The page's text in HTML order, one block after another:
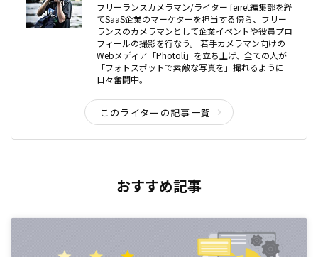
フリーランスカメラマン/ライター ferret編集部を経
てSaaS企業のマーケターを担当する傍ら、フリー
ランスのカメラマンとして企業イベントや役員プロ
フィールの撮影を行なう。 若手カメラマン向けの
Webメディア「Photoli」を立ち上げ、全ての人が
「フォトスポットで素敵な写真を」撮れるように
日々奮闘中。
このライターの記事一覧
おすすめ記事